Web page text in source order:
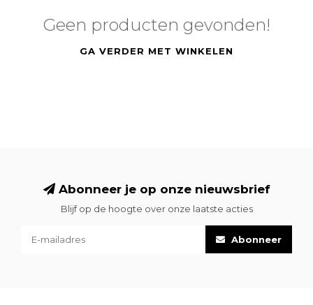
Geen producten gevonden!
GA VERDER MET WINKELEN
Abonneer je op onze nieuwsbrief
Blijf op de hoogte over onze laatste acties
Abonneer